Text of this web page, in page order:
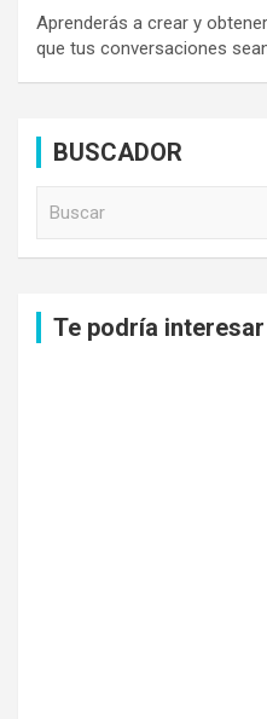
Aprenderás a crear y
que tus conversaciones
BUSCADOR
Te podría interesar